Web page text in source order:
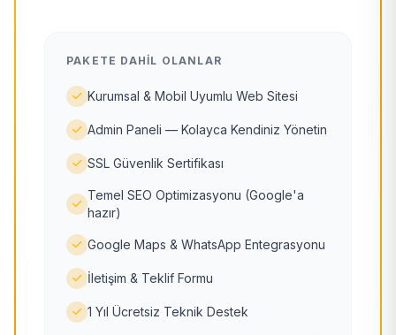
PAKETE DAHIL OLANLAR
Kurumsal & Mobil Uyumlu Web Sitesi
Admin Paneli — Kolayca Kendiniz Yönetin
SSL Güvenlik Sertifikası
Temel SEO Optimizasyonu (Google'a
hazır)
Google Maps & WhatsApp Entegrasyonu
İletişim & Teklif Formu
1 Yıl Ücretsiz Teknik Destek